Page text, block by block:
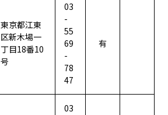
東京都江東
区新木場一
丁目18番10
号
03
-
55
69
-
78
47
有
03